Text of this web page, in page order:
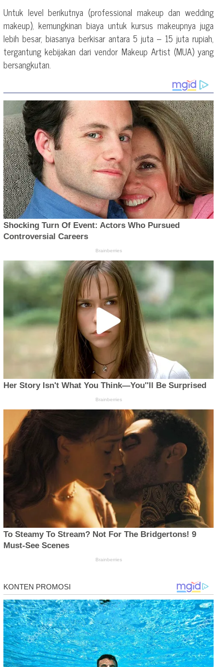
Untuk level berikutnya (professional makeup dan wedding
makeup), kemungkinan biaya untuk kursus makeupnya juga
lebih besar, biasanya berkisar antara 5 juta – 15 juta rupiah,
tergantung kebijakan dari vendor Makeup Artist (MUA) yang
bersangkutan.